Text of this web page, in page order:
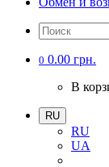
0 0.00 грн.
В
RU
RU
UA